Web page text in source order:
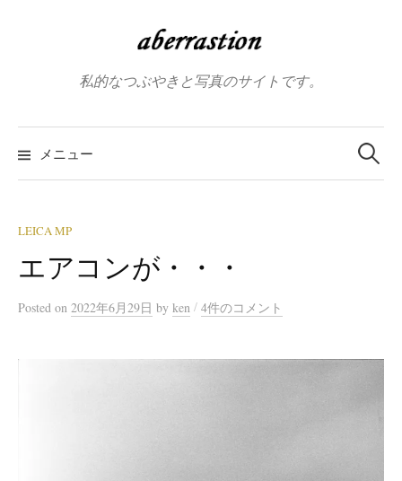
へ
ス
キ
プ
私的なつぶやきと写真のサイトです。
メニュー
検
索:
LEICA MP
エアコンが・・・
Posted on 2022年6月29日 by ken / 4件のコメント